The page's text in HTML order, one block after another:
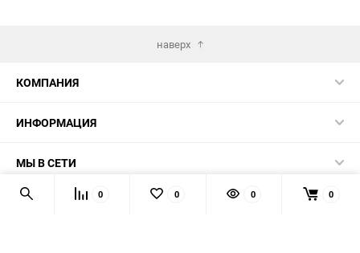
наверх
КОМПАНИЯ
ИНФОРМАЦИЯ
МЫ В СЕТИ
КОНТАКТЫ
0 0 0 0